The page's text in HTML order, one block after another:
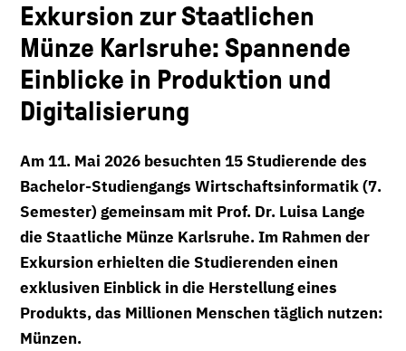
Exkursion zur Staatlichen
Münze Karlsruhe: Spannende
Einblicke in Produktion und
Digitalisierung
Am 11. Mai 2026 besuchten 15 Studierende des
Bachelor-Studiengangs Wirtschaftsinformatik (7.
Semester) gemeinsam mit Prof. Dr. Luisa Lange
die Staatliche Münze Karlsruhe. Im Rahmen der
Exkursion erhielten die Studierenden einen
exklusiven Einblick in die Herstellung eines
Produkts, das Millionen Menschen täglich nutzen:
Münzen.